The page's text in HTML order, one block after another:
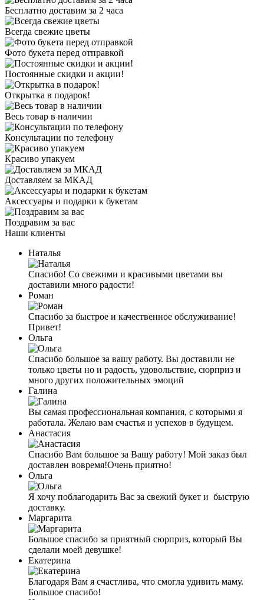
Бесплатно доставим за 2 часа
Всегда свежие цветы
Фото букета перед отправкой
Постоянные скидки и акции!
Открытка в подарок!
Весь товар в наличии
Консультации по телефону
Красиво упакуем
Доставляем за МКАД
Аксессуары и подарки к букетам
Поздравим за вас
Наши клиенты
Наталья
Спасибо! Со свежими и красивыми цветами вы
доставили много радости!
Роман
Спасибо за быстрое и качественное обслуживание!
Привет!
Ольга
Спасибо большое за вашу работу. Вы доставили не
только цветы но и радость, удовольствие, сюрприз и
много других положительных эмоций
Галина
Вы самая профессиональная компания, с которыми я
работала. Желаю вам счастья и успехов в будущем.
Анастасия
Спасибо Вам большое за Вашу работу! Мой заказ был
доставлен вовремя!Очень приятно!
Ольга
Я хочу поблагодарить Вас за свежий букет и быструю
доставку.
Маргарита
Большое спасибо за приятный сюрприз, который Вы
сделали моей девушке!
Екатерина
Благодаря Вам я счастливa, что смогла удивить маму.
Большое спасибо!